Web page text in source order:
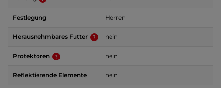
Festlegung Herren
Herausnehmbares Futter nein
Protektoren nein
Reflektierende Elemente nein